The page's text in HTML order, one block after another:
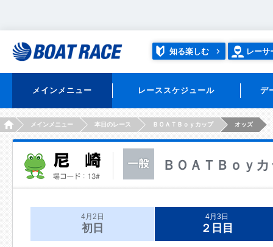
知る楽しむ レーサ
メインメニュー レーススケジュール デ
HOMEメインメニュー 本日のレース ＢＯＡＴＢｏｙカップ オッズ
ＢＯＡＴＢｏｙ
4月2日
初日
4月3日
２日目